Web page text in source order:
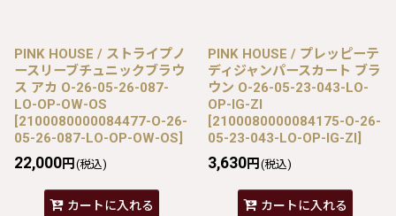
PINK HOUSE / ストライプノ
ースリーブチュニックブラウ
ス アカ O-26-05-26-087-
LO-OP-OW-OS
[2100080000084477-O-26-
05-26-087-LO-OP-OW-OS]
22,000円 (税込)
カートに入れる
PINK HOUSE / プレッピーテ
ディジャンパースカート ブラ
ウン O-26-05-23-043-LO-
OP-IG-ZI
[2100080000084175-O-26-
05-23-043-LO-OP-IG-ZI]
3,630円 (税込)
カートに入れる